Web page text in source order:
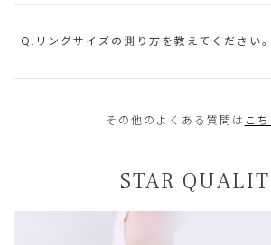
Q.リングサイズの測り方を教えてください。
その他のよくある質問は こ
STAR